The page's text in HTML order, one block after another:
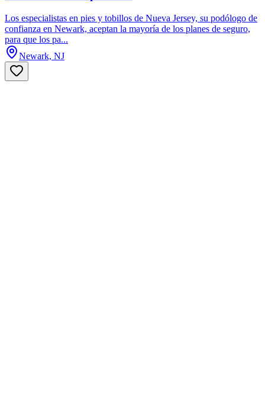
Los especialistas en pies y tobillos de Nueva Jersey, su podólogo de
confianza en Newark, aceptan la mayoría de los planes de seguro,
para que los pa...
Newark, NJ